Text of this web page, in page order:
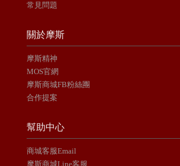
常見問題
關於摩斯
摩斯精神
MOS官網
摩斯商城FB粉絲團
合作提案
幫助中心
商城客服Email
摩斯商城Line客服